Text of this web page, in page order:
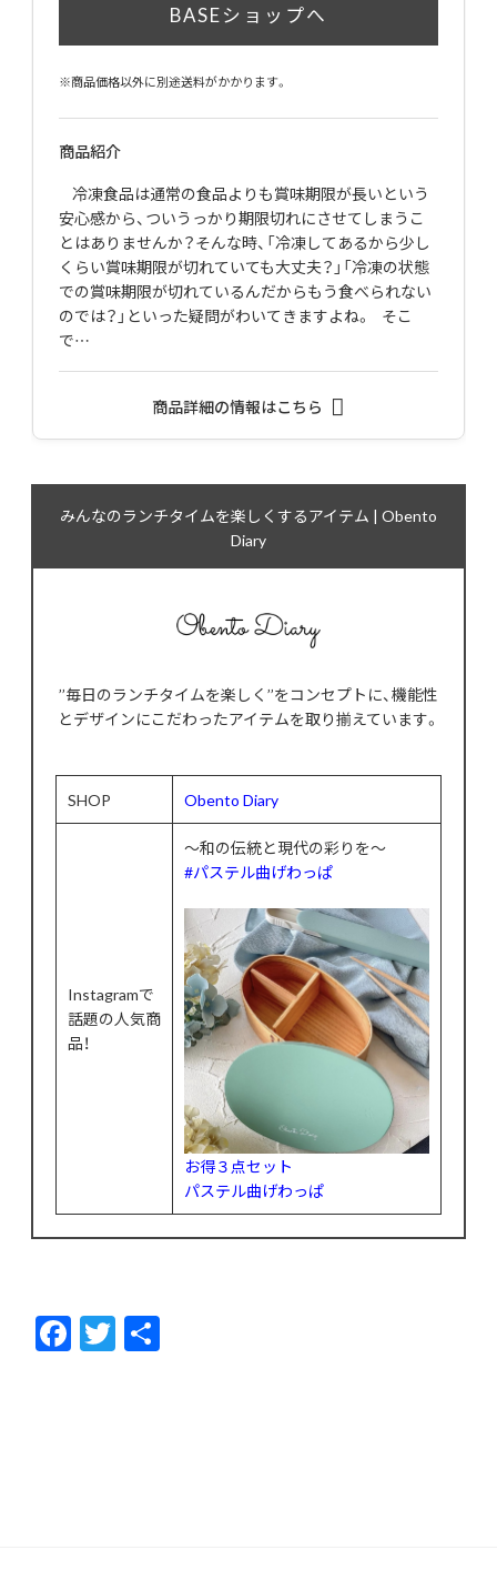
BASEショップへ
※商品価格以外に別途送料がかかります。
商品紹介
冷凍食品は通常の食品よりも賞味期限が長いという
安心感から、ついうっかり期限切れにさせてしまうこ
とはありませんか？そんな時、「冷凍してあるから少し
くらい賞味期限が切れていても大丈夫？」「冷凍の状態
での賞味期限が切れているんだからもう食べられない
のでは？」といった疑問がわいてきますよね。 そこ
で…
商品詳細の情報はこちら
みんなのランチタイムを楽しくするアイテム | Obento
Diary
’’毎日のランチタイムを楽しく’’をコンセプトに、機能性
とデザインにこだわったアイテムを取り揃えています。
SHOP Obento Diary
Instagramで
話題の人気商
品！
〜和の伝統と現代の彩りを〜
#パステル曲げわっぱ
お得３点セット
パステル曲げわっぱ
F
ac
T
w